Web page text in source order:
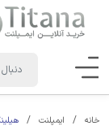
خانه ایمپلنت